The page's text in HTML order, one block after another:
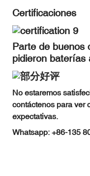
Certificaciones
Parte de buenos
pidieron baterías
No estaremos
contáctenos para ver
expectativas.
Whatsapp: +86-135